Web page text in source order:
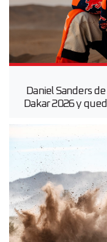
Daniel Sanders
Dakar 2026 y